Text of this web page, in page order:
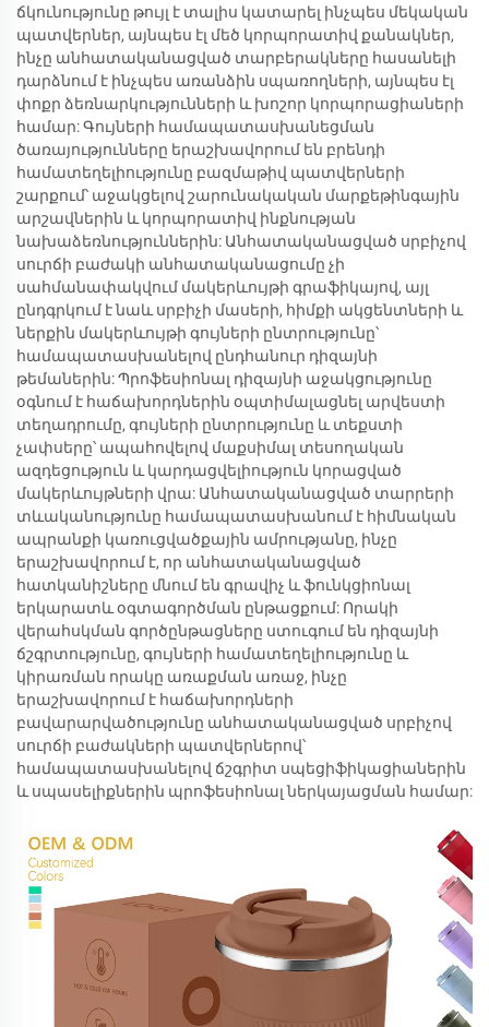
ճկունությունը թույլ է տալիս կատարել ինչպես մեկական
պատվերներ, այնպես էլ մեծ կորպորատիվ քանակներ,
ինչը անհատականացված տարբերակները հասանելի
դարձնում է ինչպես առանձին սպառողների, այնպես էլ
փոքր ձեռնարկությունների և խոշոր կորպորացիաների
համար: Գույների համապատասխանեցման
ծառայությունները երաշխավորում են բրենդի
համատեղելիությունը բազմաթիվ պատվերների
շարքում՝ աջակցելով շարունակական մարքեթինգային
արշավներին և կորպորատիվ ինքնության
նախաձեռնություններին: Անհատականացված սրբիչով
սուրճի բաժակի անհատականացումը չի
սահմանափակվում մակերևույթի գրաֆիկայով, այլ
ընդգրկում է նաև սրբիչի մասերի, հիմքի ակցենտների և
ներքին մակերևույթի գույների ընտրությունը՝
համապատասխանելով ընդհանուր դիզայնի
թեմաներին: Պրոֆեսիոնալ դիզայնի աջակցությունը
օգնում է հաճախորդներին օպտիմալացնել արվեստի
տեղադրումը, գույների ընտրությունը և տեքստի
չափսերը՝ ապահովելով մաքսիմալ տեսողական
ազդեցություն և կարդացվելիություն կորացված
մակերևույթների վրա: Անհատականացված տարրերի
տևականությունը համապատասխանում է հիմնական
ապրանքի կառուցվածքային ամրությանը, ինչը
երաշխավորում է, որ անհատականացված
հատկանիշները մնում են գրավիչ և ֆունկցիոնալ
երկարատև օգտագործման ընթացքում: Որակի
վերահսկման գործընթացները ստուգում են դիզայնի
ճշգրտությունը, գույների համատեղելիությունը և
կիրառման որակը առաքման առաջ, ինչը
երաշխավորում է հաճախորդների
բավարարվածությունը անհատականացված սրբիչով
սուրճի բաժակների պատվերներով՝
համապատասխանելով ճշգրիտ սպեցիֆիկացիաներին
և սպասելիքներին պրոֆեսիոնալ ներկայացման համար: